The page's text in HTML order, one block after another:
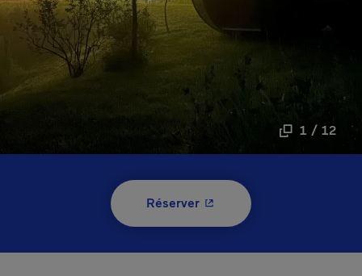
1 / 12
Réserver- Cet hyperlien s'ouvrira